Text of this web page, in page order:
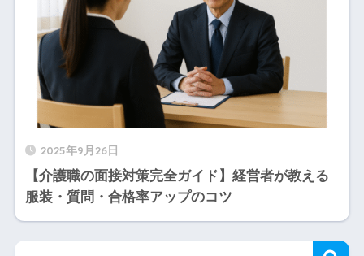
2025年9月26日
【介護職の面接対策完全ガイド】経営者が教える
服装・質問・合格率アップのコツ